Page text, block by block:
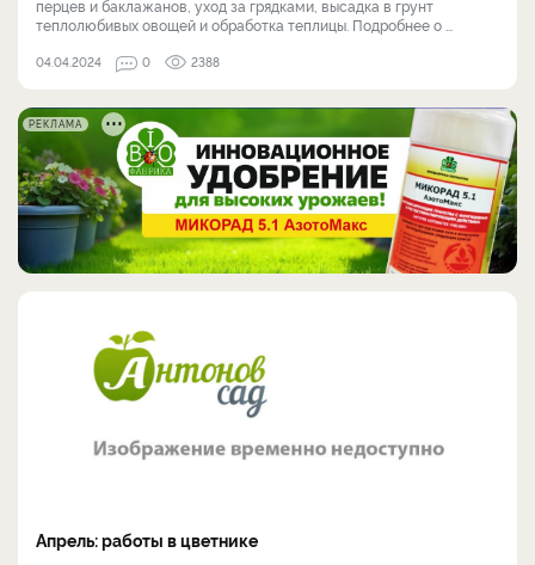
перцев и баклажанов, уход за грядками, высадка в грунт
теплолюбивых овощей и обработка теплицы. Подробнее о ...
04.04.2024 0 2388
РЕКЛАМА
Апрель: работы в цветнике